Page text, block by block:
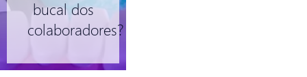
bucal dos
colaboradores?